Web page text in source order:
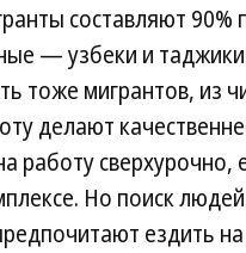
составляют
— узбеки и
тоже мигрантов, из
делают
работу
Но поиск
ездить